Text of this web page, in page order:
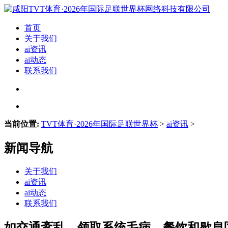
首页
关于我们
ai资讯
ai动态
联系我们
当前位置: TVT体育·2026年国际足联世界杯 > ai资讯 >
新闻导航
关于我们
ai资讯
ai动态
联系我们